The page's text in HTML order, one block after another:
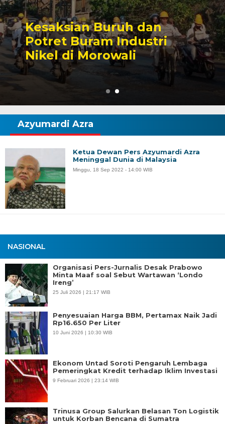
Sengketa Perizinan
Tambang yang Mengiringi
Karier Politik Anwar Hafid
NASIONAL
Organisasi Pers-Jurnalis Desak Prabowo
Minta Maaf soal Sebut Wartawan ‘Londo
Ireng’
25 Juli 2026 | 21:17 WIB
Penyesuaian Harga BBM, Pertamax Naik Jadi
Rp16.650 Per Liter
10 Juni 2026 | 10:30 WIB
Ekonom Untad Soroti Pengaruh Lembaga
Pemeringkat Kredit terhadap Iklim Investasi
9 Februari 2026 | 23:14 WIB
Trinusa Group Salurkan Belasan Ton Logistik
untuk Korban Bencana di Sumatra
Azyumardi Azra
Ketua Dewan Pers Azyumardi Azra
Meninggal Dunia di Malaysia
Minggu, 18 Sep 2022 - 14:00 WIB